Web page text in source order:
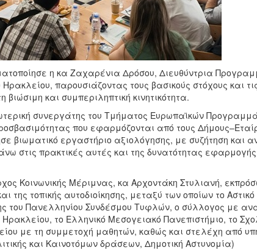
η κα Ζαχαρένια Δρόσου, Διευθύντρια
παρουσιάζοντας τους βασικούς στόχους και
και συμπεριληπτική κινητικότητα.
συνεργάτης του Τμήματος Ευρωπαϊκών
που εφαρμόζονται από τους
βιωματικό εργαστήριο αξιολόγησης, με συζήτηση και
στις πρακτικές αυτές και της δυνατότητας εφαρμογής
Κοινωνικής Μέριμνας, κα Αρχοντάκη Στυλιανή,
της τοπικής αυτοδιοίκησης, μεταξύ των οποίων το
του Πανελληνίου Συνδέσμου Τυφλών, ο σύλλογος με
το Ελληνικό Μεσογειακό Πανεπιστήμιο, το
με τη συμμετοχή μαθητών, καθώς και στελέχη από
και Καινοτόμων δράσεων, Δημοτική Αστυνομία)